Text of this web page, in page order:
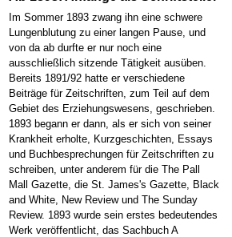
Im Sommer 1893 zwang ihn eine schwere
Lungenblutung zu einer langen Pause, und
von da ab durfte er nur noch eine
ausschließlich sitzende Tätigkeit ausüben.
Bereits 1891/92 hatte er verschiedene
Beiträge für Zeitschriften, zum Teil auf dem
Gebiet des Erziehungswesens, geschrieben.
1893 begann er dann, als er sich von seiner
Krankheit erholte, Kurzgeschichten, Essays
und Buchbesprechungen für Zeitschriften zu
schreiben, unter anderem für die The Pall
Mall Gazette, die St. James's Gazette, Black
and White, New Review und The Sunday
Review. 1893 wurde sein erstes bedeutendes
Werk veröffentlicht, das Sachbuch A